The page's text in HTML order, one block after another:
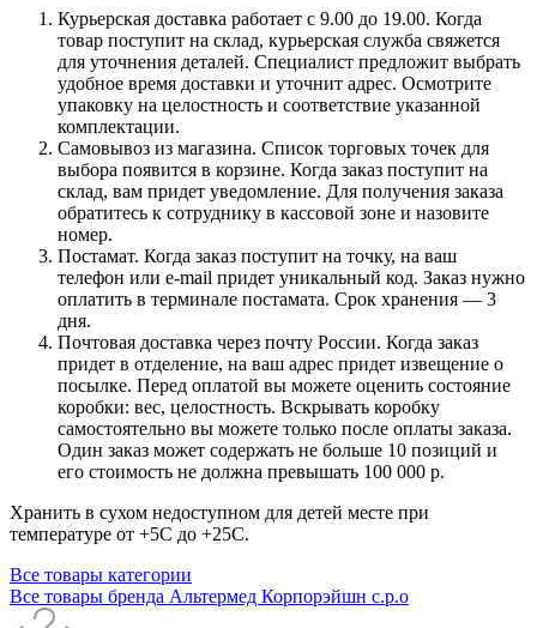
Курьерская доставка работает с 9.00 до 19.00. Когда
товар поступит на склад, курьерская служба свяжется
для уточнения деталей. Специалист предложит выбрать
удобное время доставки и уточнит адрес. Осмотрите
упаковку на целостность и соответствие указанной
комплектации.
Самовывоз из магазина. Список торговых точек для
выбора появится в корзине. Когда заказ поступит на
склад, вам придет уведомление. Для получения заказа
обратитесь к сотруднику в кассовой зоне и назовите
номер.
Постамат. Когда заказ поступит на точку, на ваш
телефон или e-mail придет уникальный код. Заказ нужно
оплатить в терминале постамата. Срок хранения — 3
дня.
Почтовая доставка через почту России. Когда заказ
придет в отделение, на ваш адрес придет извещение о
посылке. Перед оплатой вы можете оценить состояние
коробки: вес, целостность. Вскрывать коробку
самостоятельно вы можете только после оплаты заказа.
Один заказ может содержать не больше 10 позиций и
его стоимость не должна превышать 100 000 р.
Хранить в сухом недоступном для детей месте при
температуре от +5С до +25С.
Все товары категории
Все товары бренда Альтермед Корпорэйшн с.р.о